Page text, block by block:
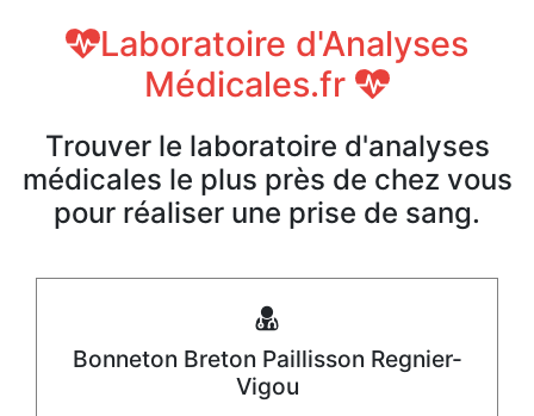
Laboratoire d'Analyses
Médicales.fr
Trouver le laboratoire d'analyses
médicales le plus près de chez vous
pour réaliser une prise de sang.
Bonneton Breton Paillisson Regnier-
Vigou